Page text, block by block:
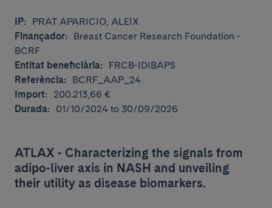
IP:
PRAT APARICIO, ALEIX
Finançador:
Breast Cancer Research Foundation -
BCRF
Entitat beneficiària:
FRCB-IDIBAPS
Referència:
BCRF_AAP_24
Import:
200.213,66 €
Durada:
01/10/2024 to 30/09/2026
ATLAX - Characterizing the signals from
adipo-liver axis in NASH and unveiling
their utility as disease biomarkers.